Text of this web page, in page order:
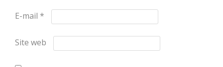
E-mail *
Site web